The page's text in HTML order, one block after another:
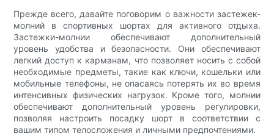
Прежде всего, давайте поговорим о важности застежек-
молний в спортивных шортах для активного отдыха.
Застежки-молнии обеспечивают дополнительный
уровень удобства и безопасности. Они обеспечивают
легкий доступ к карманам, что позволяет носить с собой
необходимые предметы, такие как ключи, кошельки или
мобильные телефоны, не опасаясь потерять их во время
интенсивных физических нагрузок. Кроме того, молнии
обеспечивают дополнительный уровень регулировки,
позволяя настроить посадку шорт в соответствии с
вашим типом телосложения и личными предпочтениями.